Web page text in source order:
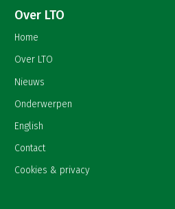
Over LTO
Home
Over LTO
Nieuws
Onderwerpen
English
Contact
Cookies & privacy